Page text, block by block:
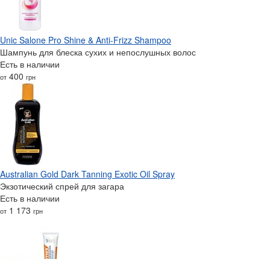
Unic Salone Pro Shine & Anti-Frizz Shampoo
Шампунь для блеска сухих и непослушных волос
Есть в наличии
от 400 грн
Australian Gold Dark Tanning Exotic Oil Spray
Экзотический спрей для загара
Есть в наличии
от 1 173 грн